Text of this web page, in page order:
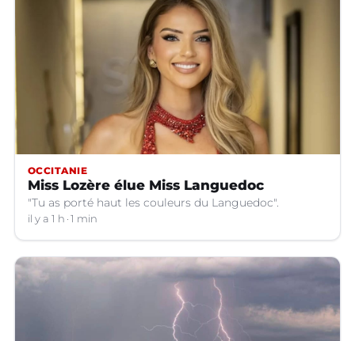
OCCITANIE
Miss Lozère élue Miss Languedoc
"Tu as porté haut les couleurs du Languedoc".
il y a 1 h 1 min